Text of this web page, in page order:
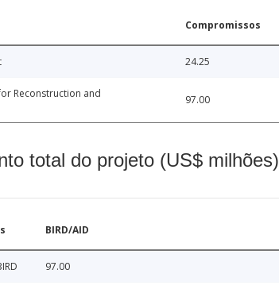
Compromissos
24.25
Reconstruction and
97.00
total do projeto (US$ milhões)
BIRD/AID
97.00